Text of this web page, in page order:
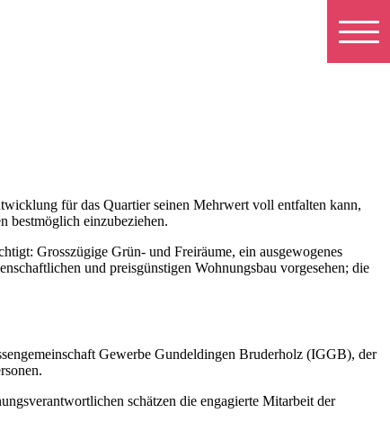
für das Quartier seinen Mehrwert voll entfalten kann,
bestmöglich einzubeziehen.
Grosszügige Grün- und Freiräume, ein ausgewogenes
und preisgünstigen Wohnungsbau vorgesehen; die
Gewerbe Gundeldingen Bruderholz (IGGB), der
schätzen die engagierte Mitarbeit der